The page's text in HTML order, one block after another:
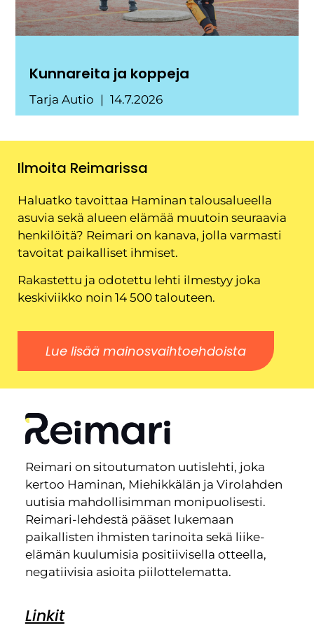
Kunnareita ja koppeja
Tarja Autio 14.7.2026
Ilmoita Reimarissa
Haluatko tavoittaa Haminan talousalueella
asuvia sekä alueen elämää muutoin seuraavia
henkilöitä? Reimari on kanava, jolla varmasti
tavoitat paikalliset ihmiset.
Rakastettu ja odotettu lehti ilmestyy joka
keskiviikko noin 14 500 talouteen.
Lue lisää mainosvaihtoehdoista
Reimari on sitoutumaton uutislehti, joka
kertoo Haminan, Miehikkälän ja Virolahden
uutisia mahdollisimman monipuolisesti.
Reimari-lehdestä pääset lukemaan
paikallisten ihmisten tarinoita sekä liike-
elämän kuulumisia positiivisella otteella,
negatiivisia asioita piilottelematta.
Linkit